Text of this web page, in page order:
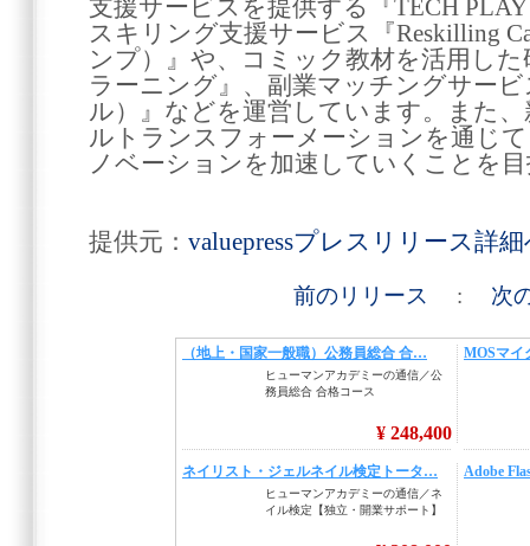
支援サービスを提供する『TECH
スキリング支援サービス『Reskilling
ンプ）』や、コミック教材を活用し
ラーニング』、副業マッチングサー
ル）』などを運営しています。また
ルトランスフォーメーションを通じ
ノベーションを加速していくことを
提供元： valuepressプレスリリース詳
前のリリース : 次